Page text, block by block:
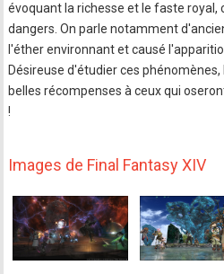
évoquant la richesse et le faste royal,
dangers. On parle notamment
l'éther environnant et causé
Désireuse d'étudier ces
belles récompenses à ceux qui
!
Images de Final Fantasy XIV